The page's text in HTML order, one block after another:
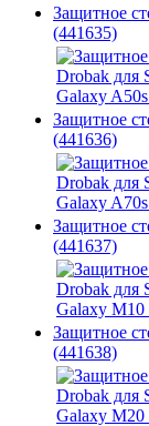
Защитное
(441635)
Защитное
(441636)
Защитное
(441637)
Защитное
(441638)